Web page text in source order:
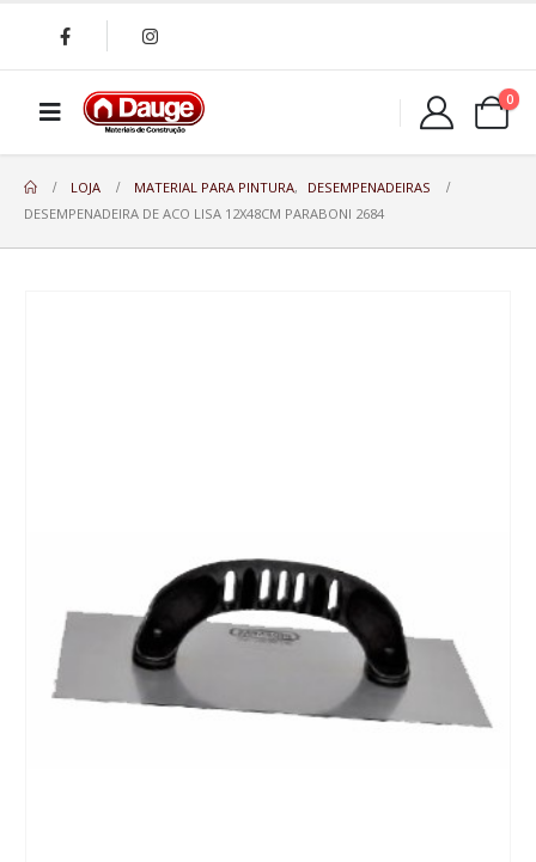
0
LOJA MATERIAL PARA PINTURA,
DESEMPENADEIRAS
DESEMPENADEIRA DE ACO LISA 12X48CM PARABONI 2684